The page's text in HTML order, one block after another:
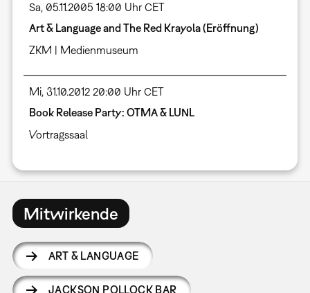
Sa, 05.11.2005 18:00 Uhr CET
Art & Language and The Red Krayola (Eröffnung)
ZKM | Medienmuseum
Mi, 31.10.2012 20:00 Uhr CET
Book Release Party: OTMA & LUNL
Vortragssaal
Mitwirkende
ART & LANGUAGE
JACKSON POLLOCK BAR